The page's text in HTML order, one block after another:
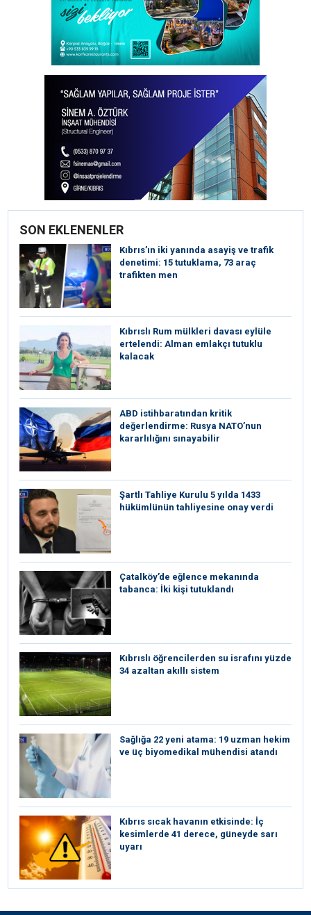
SON EKLENENLER
Kıbrıs’ın iki yanında asayiş ve trafik
denetimi: 15 tutuklama, 73 araç
trafikten men
Kıbrıslı Rum mülkleri davası eylüle
ertelendi: Alman emlakçı tutuklu
kalacak
ABD istihbaratından kritik
değerlendirme: Rusya NATO’nun
kararlılığını sınayabilir
Şartlı Tahliye Kurulu 5 yılda 1433
hükümlünün tahliyesine onay verdi
Çatalköy’de eğlence mekanında
tabanca: İki kişi tutuklandı
Kıbrıslı öğrencilerden su israfını yüzde
34 azaltan akıllı sistem
Sağlığa 22 yeni atama: 19 uzman hekim
ve üç biyomedikal mühendisi atandı
Kıbrıs sıcak havanın etkisinde: İç
kesimlerde 41 derece, güneyde sarı
uyarı